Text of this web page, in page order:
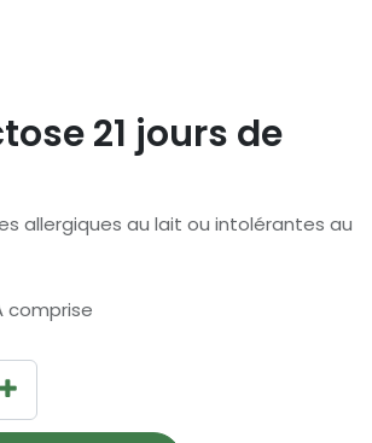
21 jours de
allergiques au lait ou intolérantes au
comprise